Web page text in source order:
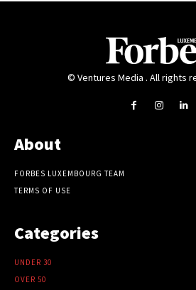
© Ventures Media . All rights
About
FORBES LUXEMBOURG TEAM
TERMS OF USE
Categories
UNDER 30
OVER 50